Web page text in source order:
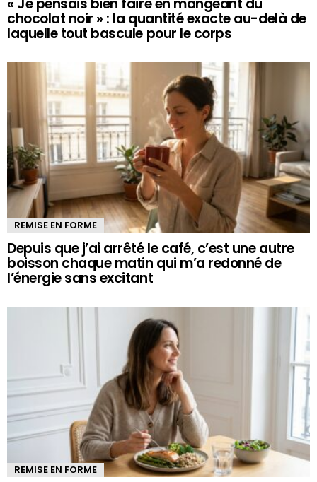
chocolat noir » : la quantité exacte au-delà de
laquelle tout bascule pour le corps
REMISE EN FORME
Depuis que j’ai arrêté le café, c’est une autre
boisson chaque matin qui m’a redonné de
l’énergie sans excitant
REMISE EN FORME